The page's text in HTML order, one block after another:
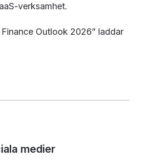
verksamhet.
Finance Outlook 2026” laddar
medier